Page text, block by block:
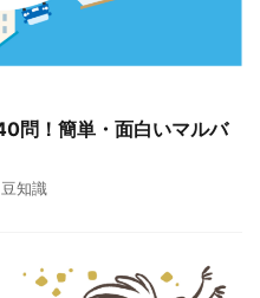
問！簡単・面白いマルバ
知識